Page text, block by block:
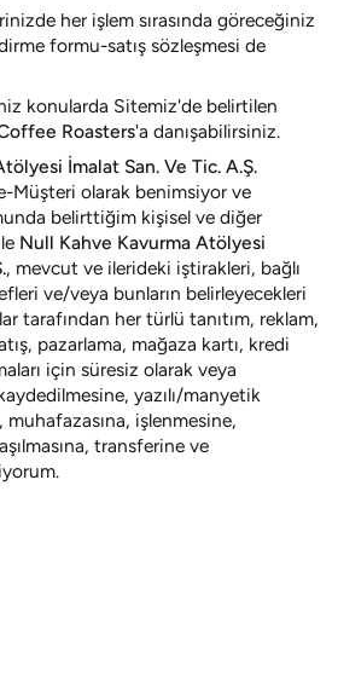
her işlem sırasında göreceğiniz
formu-satış sözleşmesi de
konularda Sitemiz'de belirtilen
Roasters'a danışabilirsiniz.
İmalat San. Ve Tic. A.Ş.
Müşteri olarak benimsiyor ve
belirttiğim kişisel ve diğer
Null Kahve Kavurma Atölyesi
, mevcut ve ilerideki iştirakleri, bağlı
ve/veya bunların belirleyecekleri
tarafından her türlü tanıtım, reklam,
pazarlama, mağaza kartı, kredi
için süresiz olarak veya
yazılı/manyetik
işlenmesine,
transferine ve